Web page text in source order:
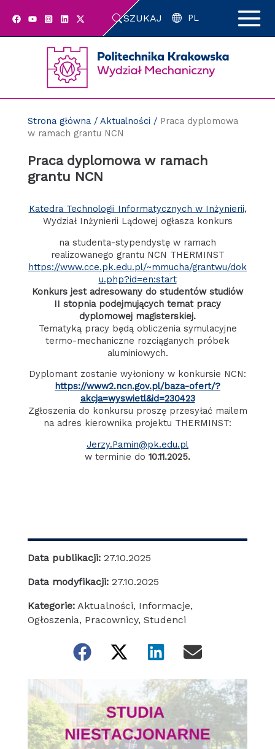
SZUKAJ PL
Strona główna/ Aktualności / Praca dyplomowa
w ramach grantu NCN
Praca dyplomowa w ramach
grantu NCN
Katedra Technologii Informatycznych w Inżynierii,
Wydział Inżynierii Lądowej ogłasza konkurs
na studenta-stypendystę w ramach
realizowanego grantu NCN THERMINST
https://www.cce.pk.edu.pl/~mmucha/grantwu/dok
u.php?id=en:start
Konkurs jest adresowany do studentów studiów
II stopnia podejmujących temat pracy
dyplomowej magisterskiej.
Tematyką pracy będą obliczenia symulacyjne
termo-mechaniczne rozciąganych próbek
aluminiowych.
Dyplomant zostanie wyłoniony w konkursie NCN:
https://www2.ncn.gov.pl/baza-ofert/?
akcja=wyswietl&id=230423
Zgłoszenia do konkursu proszę przesyłać mailem
na adres kierownika projektu THERMINST:
Jerzy.Pamin@pk.edu.pl
w terminie do 10.11.2025.
Data publikacji: 27.10.2025
Data modyfikacji: 27.10.2025
Kategorie: Aktualności, Informacje,
Ogłoszenia, Pracownicy, Studenci